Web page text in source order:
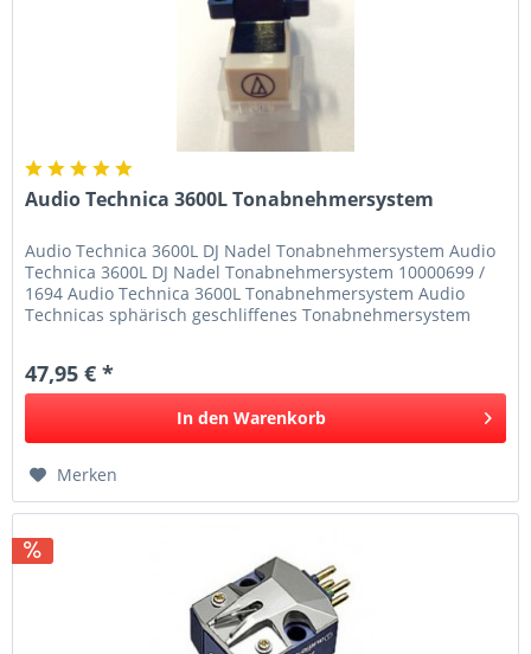
Audio Technica 3600L Tonabnehmersystem
Audio Technica 3600L DJ Nadel Tonabnehmersystem Audio
Technica 3600L DJ Nadel Tonabnehmersystem 10000699 /
1694 Audio Technica 3600L Tonabnehmersystem Audio
Technicas sphärisch geschliffenes Tonabnehmersystem
47,95 € *
In den Warenkorb
Merken